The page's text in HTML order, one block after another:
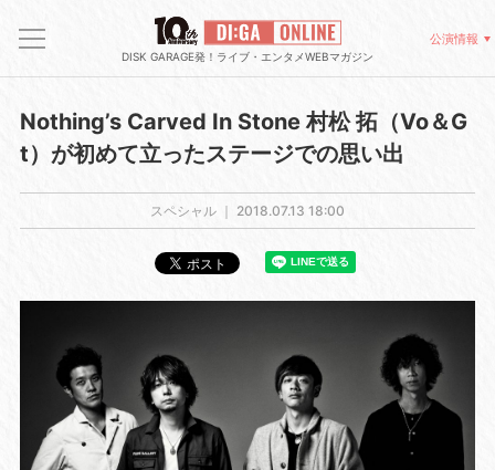
DISK GARAGE発！ライブ・エンタメWEBマガジン
公演情報
Nothing’s Carved In Stone 村松 拓（Vo＆G
t）が初めて立ったステージでの思い出
スペシャル ｜ 2018.07.13 18:00